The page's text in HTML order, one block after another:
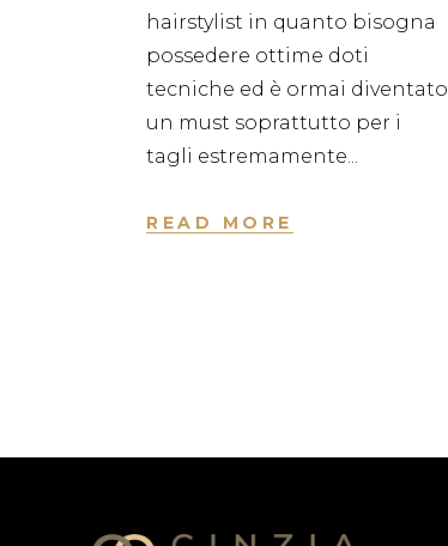
hairstylist in quanto bisogna
possedere ottime doti
tecniche ed è ormai diventato
un must soprattutto per i
tagli estremamente
READ MORE